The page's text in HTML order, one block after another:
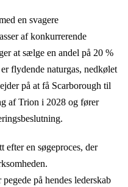
en svagere
af konkurrerende
at sælge en andel på 20 %
flydende naturgas, nedkølet
på at få Scarborough til
af Trion i 2028 og fører
efter en søgeproces, der
på hendes lederskab